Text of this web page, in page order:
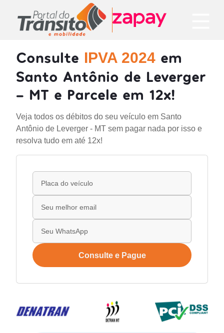
Consulte IPVA 2024 em
Santo Antônio de Leverger
- MT e Parcele em 12x!
Veja todos os débitos do seu veículo em Santo
Antônio de Leverger - MT sem pagar nada por isso e
resolva tudo em até 12x!
Consulte e Pague